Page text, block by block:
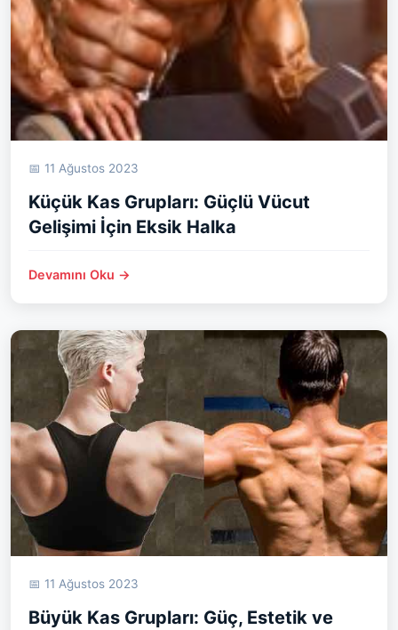
📅 11 Ağustos 2023
Küçük Kas Grupları: Güçlü Vücut
Gelişimi İçin Eksik Halka
Devamını Oku →
📅 11 Ağustos 2023
Büyük Kas Grupları: Güç, Estetik ve